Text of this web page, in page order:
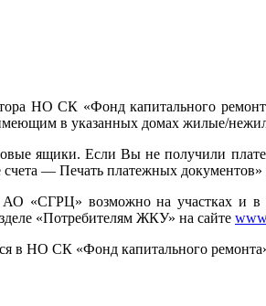
НО СК «Фонд капитального
в указанных домах жилые/
ящики. Если Вы не получили
— Печать платежных
АО «СГРЦ» возможно на участках
«Потребителям ЖКУ» на сайте
в НО СК «Фонд капитального